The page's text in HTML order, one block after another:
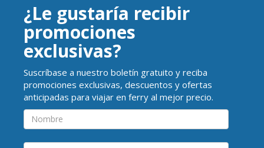
¿Le gustaría recibir
promociones
exclusivas?
Suscríbase a nuestro boletín gratuito y reciba
promociones exclusivas, descuentos y ofertas
anticipadas para viajar en ferry al mejor precio.